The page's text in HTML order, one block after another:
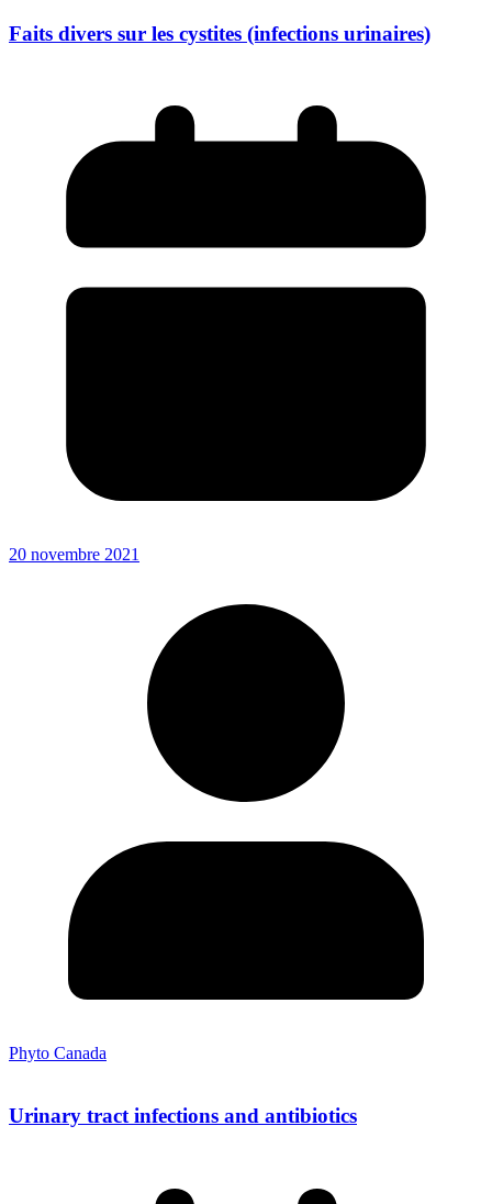
Faits divers sur les cystites (infections urinaires)
20 novembre 2021
Phyto Canada
Urinary tract infections and antibiotics